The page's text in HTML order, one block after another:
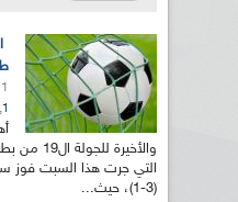
11
1
,
والأخيرة
التي جرت هذا السبت فوز
(3-1)، حيث...